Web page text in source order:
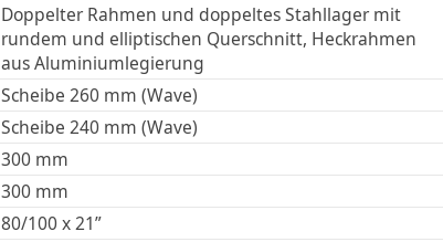
Doppelter Rahmen und doppeltes Stahllager mit
rundem und elliptischen Querschnitt, Heckrahmen
aus Aluminiumlegierung
Scheibe 260 mm (Wave)
Scheibe 240 mm (Wave)
300 mm
300 mm
80/100 x 21”